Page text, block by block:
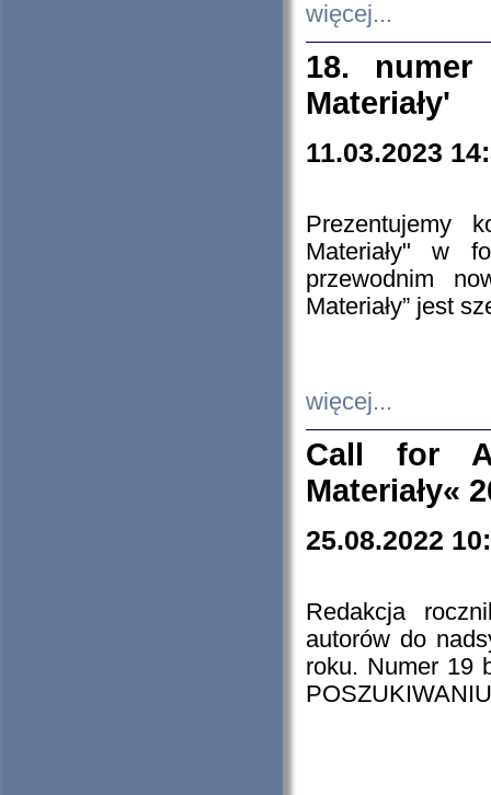
więcej...
18. numer
Materiały'
11.03.2023
Prezentujemy
Materiały" w
przewodnim
Materiały” jest
więcej...
Call for
Materiały«
25.08.2022
Redakcja
autorów do
roku. Numer 19